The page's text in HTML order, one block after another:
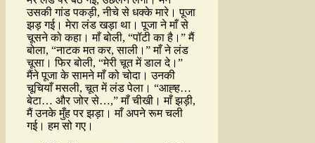
उसकी गांड पकड़ी, नीचे से धक्के मारे। पूजा
झड़ गई। मेरा लंड खड़ा था। पूजा ने माँ से
चूसने को कहा। माँ बोली, “पॉटी का है।” मैं
बोला, “नाटक मत कर, साली।” माँ ने लंड
चूसा। फिर बोली, “मेरी चूत में डाल दे।”
मैंने पूजा के सामने माँ को चोदा। उनकी
चूचियाँ मसली, चूत में लंड पेला। “आह्ह…
बेटा… और जोर से…,” माँ चीखी। माँ झड़ी,
मैं उनके मुँह पर झड़ा। माँ अपने रूम चली
गई। हम सो गए।